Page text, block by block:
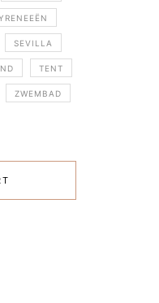
SEVILLA
TENT
ZWEMBAD